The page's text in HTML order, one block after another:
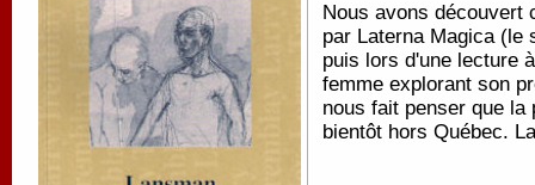
Nous avons découvert
par Laterna Magica (le
puis lors d'une lecture
femme explorant son
nous fait penser que
bientôt hors Québec.